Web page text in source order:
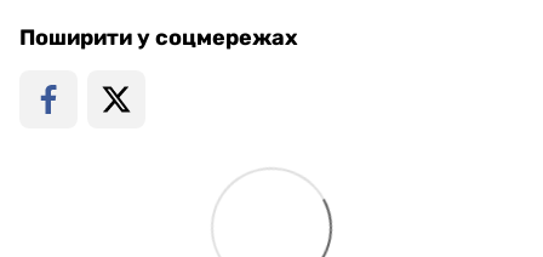
Поширити у соцмережах